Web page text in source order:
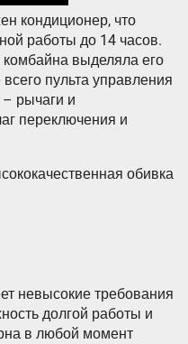
кондиционер, что
работы до 14 часов.
комбайна выделяла его
пульта управления
рычаги и
переключения и
обивка
невысокие требования
долгой работы и
в любой момент